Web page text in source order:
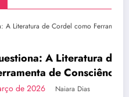
A Literatura de
de Consciência
Naiara Dias